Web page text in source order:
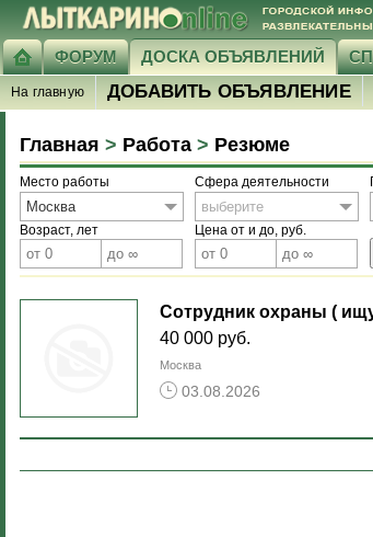
ФОРУМ ДОСКА ОБЪЯВЛЕНИЙ
На главную ДОБАВИТЬ ОБЪЯВЛЕНИЕ
Главная > Работа > Резюме
Место работы
Москва
Сфера деятельности
выберите
Возраст, лет Цена от и до, руб.
Сотрудник охраны (
40 000 руб.
Москва
03.08.2026